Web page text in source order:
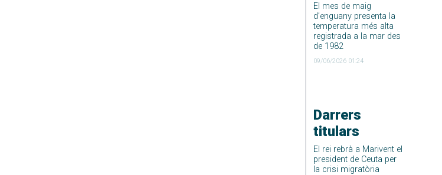
El mes de maig
d’enguany presenta la
temperatura més alta
registrada a la mar des
de 1982
09/06/2026 01:24
Darrers
titulars
El rei rebrà a Marivent el
president de Ceuta per
la crisi migratòria